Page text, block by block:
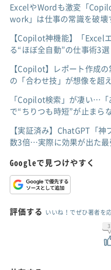
ExcelやWordも激変「
work」は仕事の常識を破
【Copilot神機能】「Excel
る“ほぼ全自動”の仕事術3選
【Copilot】レポート作成
の「合わせ技」が想像を超
「Copilot検索」が凄い…
で“ちりつも時短”が止まら
【実証済み】ChatGPT「
数3倍…実際に効果が出た最
Googleで見つけやすく
評価する いいね！でぜひ著者を
3